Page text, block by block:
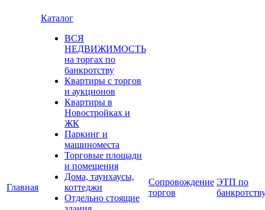
Главная
Каталог
ВСЯ
НЕДВИЖИМОСТЬ
на торгах по
банкротству
Квартиры с торгов
и аукционов
Квартиры в
Новостройках и
ЖК
Паркинг и
машиноместа
Торговые площади
и помещения
Дома, таунхаусы,
коттеджи
Отдельно стоящие
Сопровождение
торгов
ЭТП по